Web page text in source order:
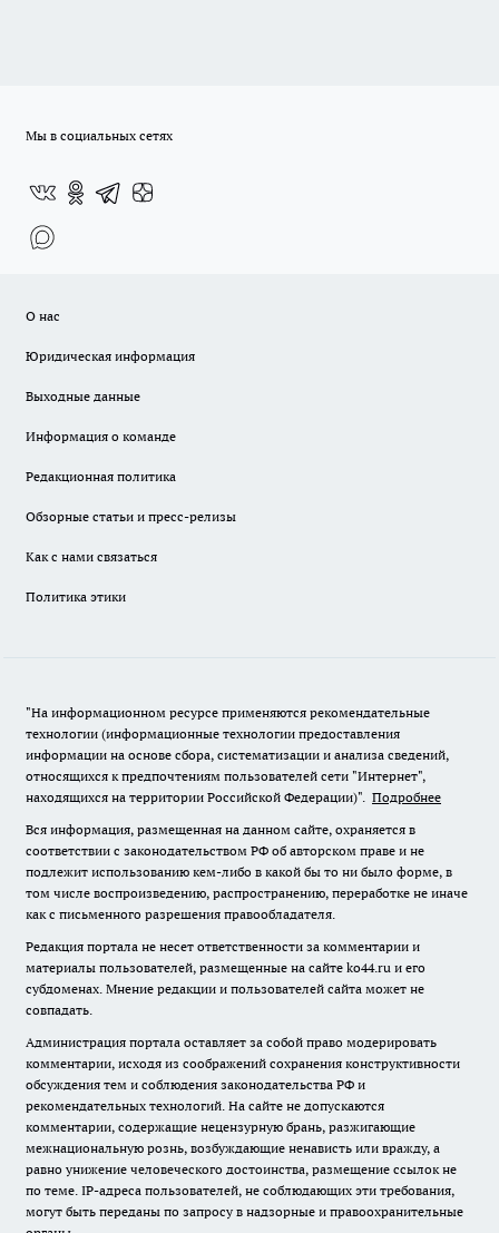
Мы в социальных сетях
О нас
Юридическая информация
Выходные данные
Информация о команде
Редакционная политика
Обзорные статьи и пресс-релизы
Как с нами связаться
Политика этики
"На информационном ресурсе применяются рекомендательные
технологии (информационные технологии предоставления
информации на основе сбора, систематизации и анализа сведений,
относящихся к предпочтениям пользователей сети "Интернет",
находящихся на территории Российской Федерации)". Подробнее
Вся информация, размещенная на данном сайте, охраняется в
соответствии с законодательством РФ об авторском праве и не
подлежит использованию кем-либо в какой бы то ни было форме, в
том числе воспроизведению, распространению, переработке не иначе
как с письменного разрешения правообладателя.
Редакция портала не несет ответственности за комментарии и
материалы пользователей, размещенные на сайте ko44.ru и его
субдоменах. Мнение редакции и пользователей сайта может не
совпадать.
Администрация портала оставляет за собой право модерировать
комментарии, исходя из соображений сохранения конструктивности
обсуждения тем и соблюдения законодательства РФ и
рекомендательных технологий. На сайте не допускаются
комментарии, содержащие нецензурную брань, разжигающие
межнациональную рознь, возбуждающие ненависть или вражду, а
равно унижение человеческого достоинства, размещение ссылок не
по теме. IP-адреса пользователей, не соблюдающих эти требования,
могут быть переданы по запросу в надзорные и правоохранительные